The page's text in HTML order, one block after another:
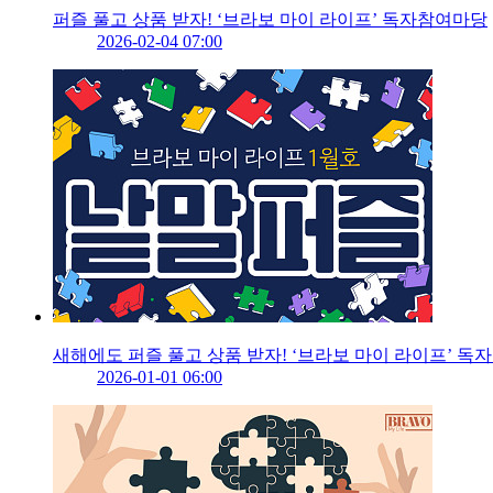
퍼즐 풀고 상품 받자! ‘브라보 마이 라이프’ 독자참여마당
2026-02-04 07:00
새해에도 퍼즐 풀고 상품 받자! ‘브라보 마이 라이프’ 독
2026-01-01 06:00